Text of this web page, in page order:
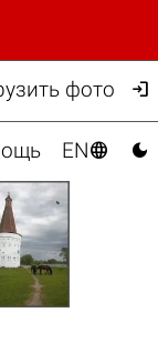
фото 
EN 